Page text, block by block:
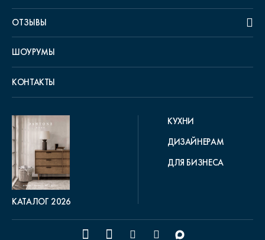
ОТЗЫВЫ
ШОУРУМЫ
КОНТАКТЫ
КАТАЛОГ 2026
КУХНИ
ДИЗАЙНЕРАМ
ДЛЯ БИЗНЕСА